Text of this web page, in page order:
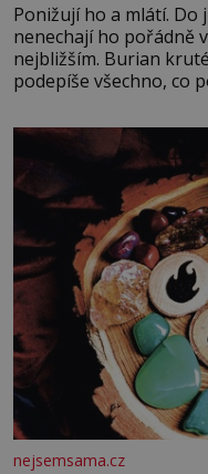
Ponižují ho a mlátí. Do
nenechají ho pořádně
nejbližším. Burian
podepíše všechno, co
fyzický ani psychický
chce být knězem a
nejsemsama.cz